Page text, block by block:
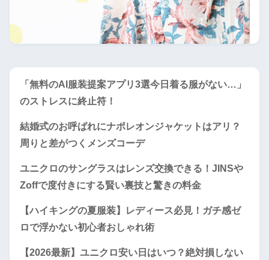
「無料のAI服装提案アプリ3選今日着る服がない…」
のストレスに終止符！
結婚式のお呼ばれにナポレオンジャケットはアリ？
周りと差がつくメンズコーデ
ユニクロのサングラスはレンズ交換できる！JINSや
Zoffで度付きにする賢い裏技と驚きの料金
【ハイキングの夏服装】レディース必見！ガチ感ゼ
ロで浮かない初心者おしゃれ術
【2026最新】ユニクロ安い日はいつ？絶対損しない